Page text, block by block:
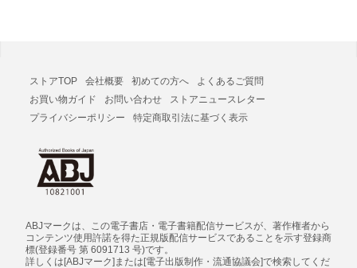
ストアTOP 会社概要 初めての方へ
よくあるご質問
お買い物ガイド
お問い合わせ
ストアニュースレター
プライバシーポリシー
特定商取引法に基づく表示
ABJマークは、この電子書店・電子書籍配信サービスが、著作権者から
コンテンツ使用許諾を得た正規版配信サービスであることを示す登録商
標(登録番号 第 6091713 号)です。
詳しくは[ABJマーク]または[電子出版制作・流通協議会]で検索してくだ